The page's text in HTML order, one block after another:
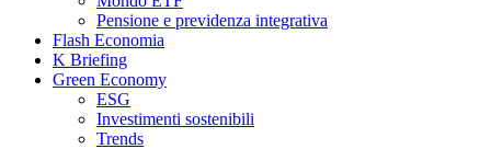
Pensione e previdenza integrativa
Flash Economia
K Briefing
Green Economy
ESG
Investimenti sostenibili
Trends